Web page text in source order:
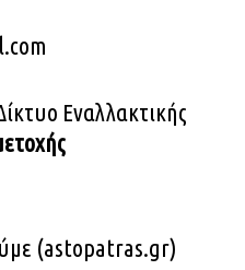
Εναλλακτικής
(astopatras.gr)